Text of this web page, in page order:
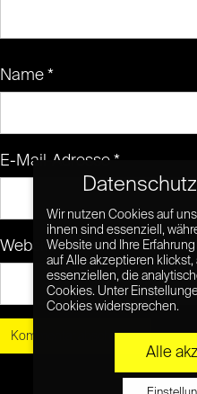
Name *
E-Mail-Adresse *
Website
Wir nutzen Cookies auf
ihnen sind essenziell,
Website und Ihre
auf Alle akzeptieren
essenziellen, die
Cookies. Unter
Cookies widersprechen.
Alle